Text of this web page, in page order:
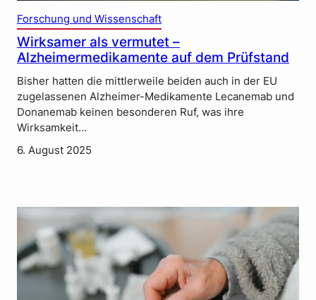
Forschung und Wissenschaft
Wirksamer als vermutet –
Alzheimermedikamente auf dem Prüfstand
Bisher hatten die mittlerweile beiden auch in der EU
zugelassenen Alzheimer-Medikamente Lecanemab und
Donanemab keinen besonderen Ruf, was ihre
Wirksamkeit…
6. August 2025